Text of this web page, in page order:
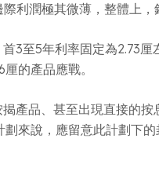
利潤極其微薄，整體上，
3至5年利率固定為2.73
的產品應戰。
產品、甚至出現直接的
來說，應留意此計劃下